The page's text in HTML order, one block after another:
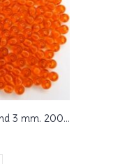
03-R-90030 Hyacinth round 3 mm. 200 Pc.